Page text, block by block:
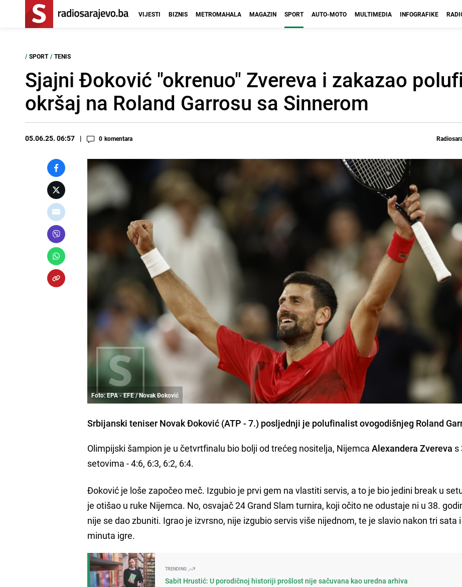
VIJESTI BIZNIS METROMAHALA MAGAZIN SPORT AUTO-MOTO MULTIMEDIA INFOGRAFIKE
/ SPORT / TENIS
Sjajni Đoković "okrenuo" Zvereva i zakazao
okršaj na Roland Garrosu sa Sinnerom
05.06.25. 06:57 0 komentara
Foto: EPA - EFE / Novak Đoković
Srbijanski teniser Novak Đoković (ATP - 7.) posljednji je polufinalist ovogodišnjeg Roland
Olimpijski šampion je u četvrtfinalu bio bolji od trećeg nositelja, NijemcaAlexandera Zvereva s
setovima - 4:6, 6:3, 6:2, 6:4.
Đoković je loše započeo meč. Izgubio je prvi gem na vlastiti servis, a to je bio jedini break u
je otišao u ruke Nijemca. No, osvajač 24 Grand Slam turnira, koji očito ne odustaje ni u 38.
nije se dao zbuniti. Igrao je izvrsno, nije izgubio servis više nijednom, te je slavio nakon tri sata
minuta igre.
TRENDING
Sabit Hrustić: U porodičnoj historiji prošlost nije sačuvana kao uredna arhiva